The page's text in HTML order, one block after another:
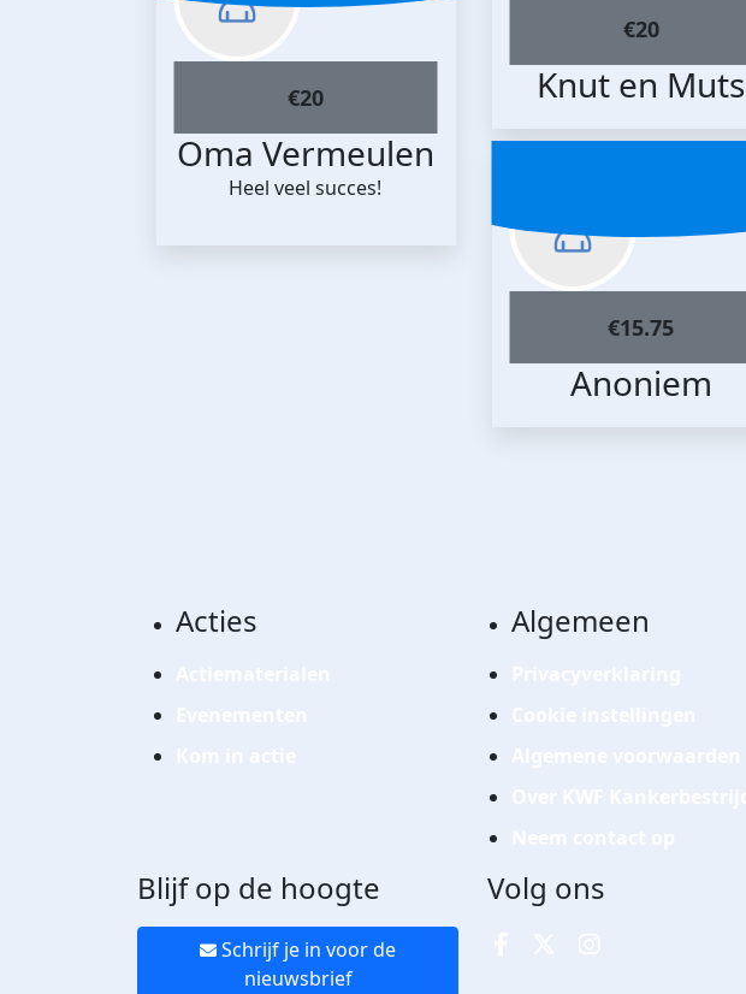
€20
Knut en Muts
€20
Oma Vermeulen
Heel veel succes!
€15.75
Anoniem
Acties Algemeen
Blijf op de hoogte
Schrijf je in voor de
nieuwsbrief
Volg ons